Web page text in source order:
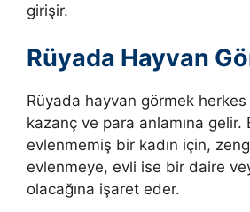
girişir.
Rüyada Hayvan
Rüyada hayvan görmek herkes
kazanç ve para anlamına gelir.
evlenmemiş bir kadın için,
evlenmeye, evli ise bir daire
olacağına işaret eder.